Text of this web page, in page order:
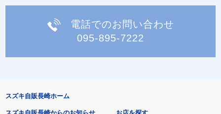
電話でのお問い合わせ
095-895-7222
スズキ自販長崎ホーム